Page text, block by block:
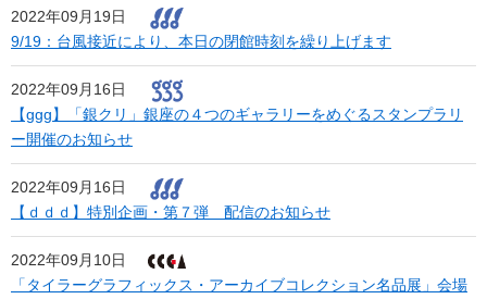
2022年09月19日
9/19：台風接近により、本日の閉館時刻を繰り上げます
2022年09月16日
【ggg】「銀クリ」銀座の４つのギャラリーをめぐるスタンプラリ
ー開催のお知らせ
2022年09月16日
【ｄｄｄ】特別企画・第７弾 配信のお知らせ
2022年09月10日
「タイラーグラフィックス・アーカイブコレクション名品展」会場